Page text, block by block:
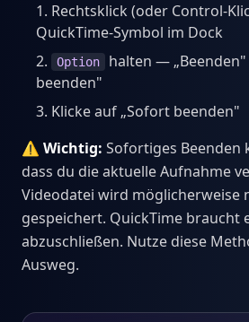
Rechtsklick (oder Control-
QuickTime-Symbol im Dock
Option
halten —
beenden"
Klicke auf „Sofort beenden"
⚠️ Wichtig: Sofortiges Beenden
dass du die aktuelle Aufnahme
Videodatei wird möglicherweise
gespeichert. QuickTime braucht
abzuschließen. Nutze diese
Ausweg.